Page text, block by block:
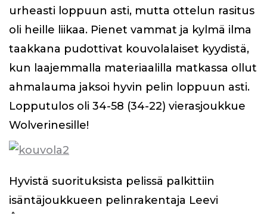
urheasti loppuun asti, mutta ottelun rasitus
oli heille liikaa. Pienet vammat ja kylmä ilma
taakkana pudottivat kouvolalaiset kyydistä,
kun laajemmalla materiaalilla matkassa ollut
ahmalauma jaksoi hyvin pelin loppuun asti.
Lopputulos oli 34-58 (34-22) vierasjoukkue
Wolverinesille!
Hyvistä suorituksista pelissä palkittiin
isäntäjoukkueen pelinrakentaja Leevi